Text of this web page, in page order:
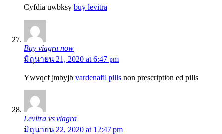
Cyfdia uwbksy buy levitra
Buy viagra now
มิถุนายน 21, 2020 at 6:47 pm
Ywvqcf jmbyjb vardenafil pills non prescription ed pills
Levitra vs viagra
มิถุนายน 22, 2020 at 12:47 pm